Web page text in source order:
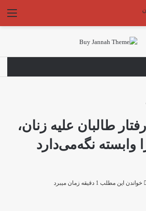
طالبان علیه زنان،
وابسته نگه‌می‌دارد
خواندن این مطلب 1 دقیقه زمان میبرد